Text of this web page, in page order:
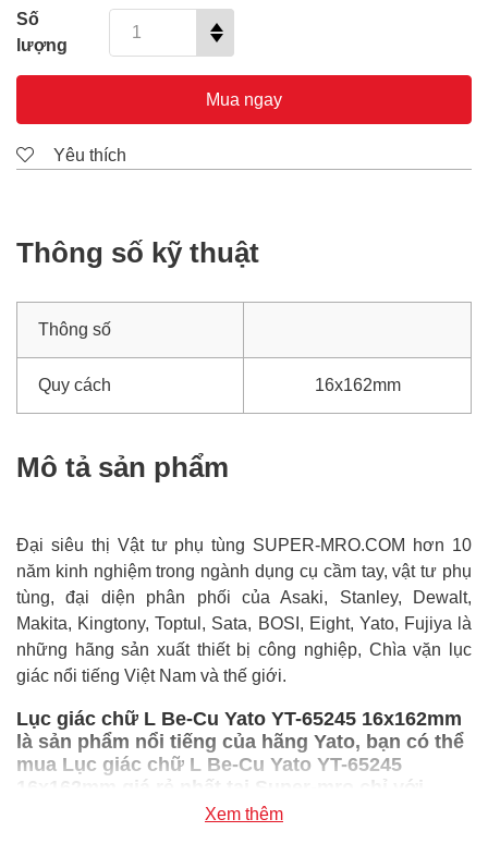
Số
lượng
Mua ngay
Yêu thích
Thông số kỹ thuật
Thông số
Quy cách 16x162mm
Mô tả sản phẩm
Đại siêu thị Vật tư phụ tùng SUPER-MRO.COM hơn 10
năm kinh nghiệm trong ngành dụng cụ cầm tay, vật tư phụ
tùng, đại diện phân phối của Asaki, Stanley, Dewalt,
Makita, Kingtony, Toptul, Sata, BOSI, Eight, Yato, Fujiya là
những hãng sản xuất thiết bị công nghiệp, Chìa vặn lục
giác nổi tiếng Việt Nam và thế giới.
Lục giác chữ L Be-Cu Yato YT-65245 16x162mm
là sản phẩm nổi tiếng của hãng Yato, bạn có thể
mua Lục giác chữ L Be-Cu Yato YT-65245
16x162mm giá rẻ nhất tại Super-mro chỉ với
Xem thêm